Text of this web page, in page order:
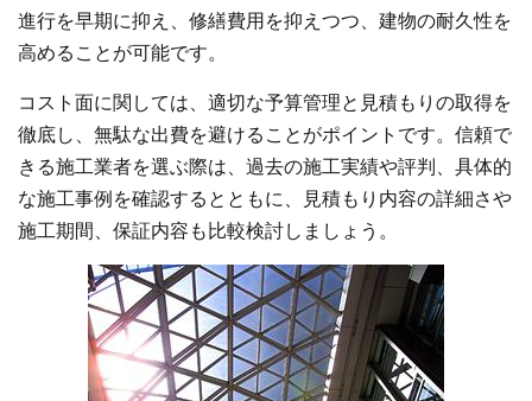
進行を早期に抑え、修繕費用を抑えつつ、建物の耐久性を
高めることが可能です。
コスト面に関しては、適切な予算管理と見積もりの取得を
徹底し、無駄な出費を避けることがポイントです。信頼で
きる施工業者を選ぶ際は、過去の施工実績や評判、具体的
な施工事例を確認するとともに、見積もり内容の詳細さや
施工期間、保証内容も比較検討しましょう。